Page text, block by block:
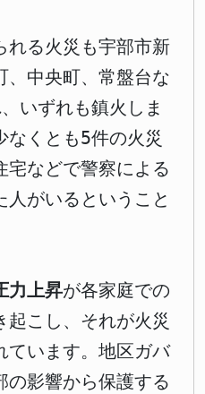
れる火災も宇部市新
、中央町、常盤台な
いずれも鎮火しま
なくとも5件の火災
宅などで警察による
人がいるということ
力上昇が各家庭での
起こし、それが火災
ています。地区ガバ
の影響から保護する